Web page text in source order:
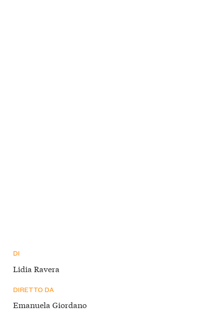
DI
Lidia Ravera
DIRETTO DA
Emanuela Giordano